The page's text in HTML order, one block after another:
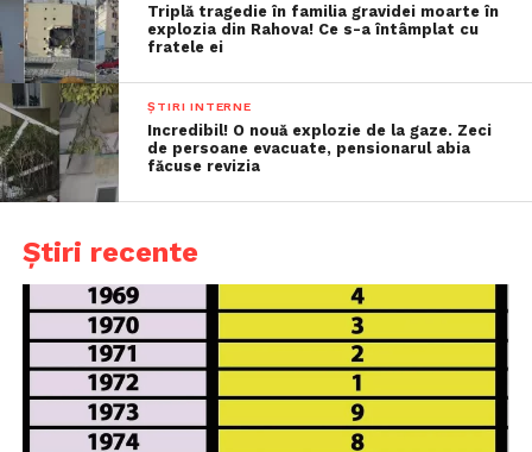
Triplă tragedie în familia gravidei moarte în
explozia din Rahova! Ce s-a întâmplat cu
fratele ei
ȘTIRI INTERNE
Incredibil! O nouă explozie de la gaze. Zeci
de persoane evacuate, pensionarul abia
făcuse revizia
Știri recente